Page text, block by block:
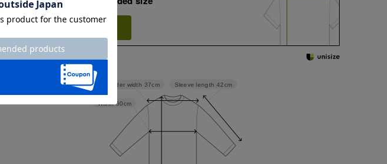
Sleeve length 42cm
Width 50cm
Shoulder width 37cm